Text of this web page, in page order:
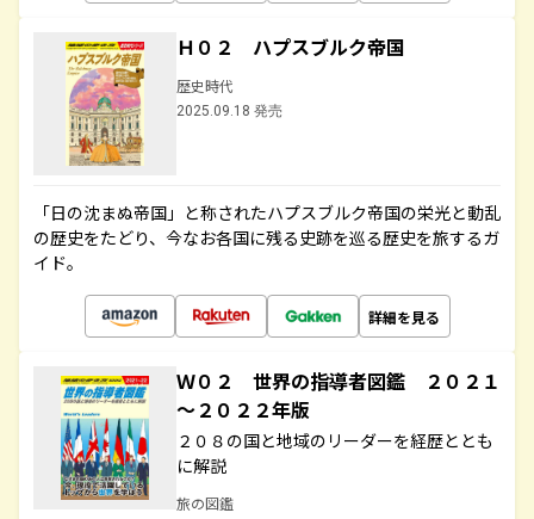
Ｈ０２ ハプスブルク帝国
歴史時代
2025.09.18 発売
「日の沈まぬ帝国」と称されたハプスブルク帝国の栄光と動乱
の歴史をたどり、今なお各国に残る史跡を巡る歴史を旅するガ
イド。
詳細を見る
Ｗ０２ 世界の指導者図鑑 ２０２１
～２０２２年版
２０８の国と地域のリーダーを経歴ととも
に解説
旅の図鑑